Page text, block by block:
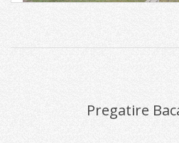
Pregatire